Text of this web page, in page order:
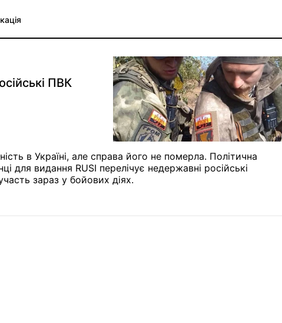
ПВК
в Україні, але справа його не померла. Політична
для видання RUSI перелічує недержавні російські
зараз у бойових діях.